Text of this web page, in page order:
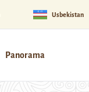
Usbekistan
Panorama